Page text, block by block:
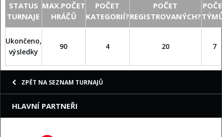
STATUS
TURNAJE
MAX.POČET
HRÁČŮ
POČET
KATEGORIÍ?
POČET
REGISTROVANÝCH?
Ukončeno,
výsledky
90 4 20 7
ZPĚT NA SEZNAM TURNAJŮ
HLAVNÍ PARTNEŘI